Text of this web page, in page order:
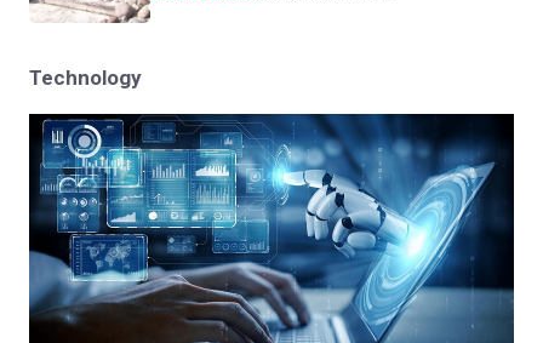
Technology